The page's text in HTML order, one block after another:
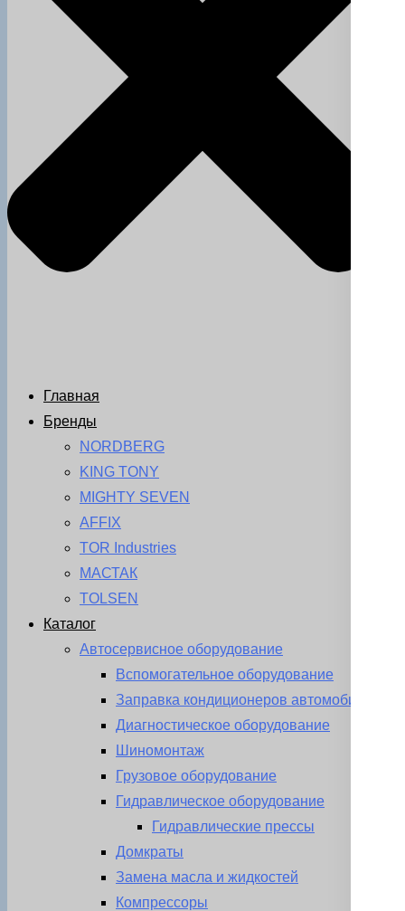
Главная
Бренды
NORDBERG
KING TONY
MIGHTY SEVEN
AFFIX
TOR Industries
МАСТАК
TOLSEN
Каталог
Автосервисное оборудование
Вспомогательное оборудование
Заправка кондиционеров автомобиля
Диагностическое оборудование
Шиномонтаж
Грузовое оборудование
Гидравлическое оборудование
Гидравлические прессы
Домкраты
Замена масла и жидкостей
Компрессоры